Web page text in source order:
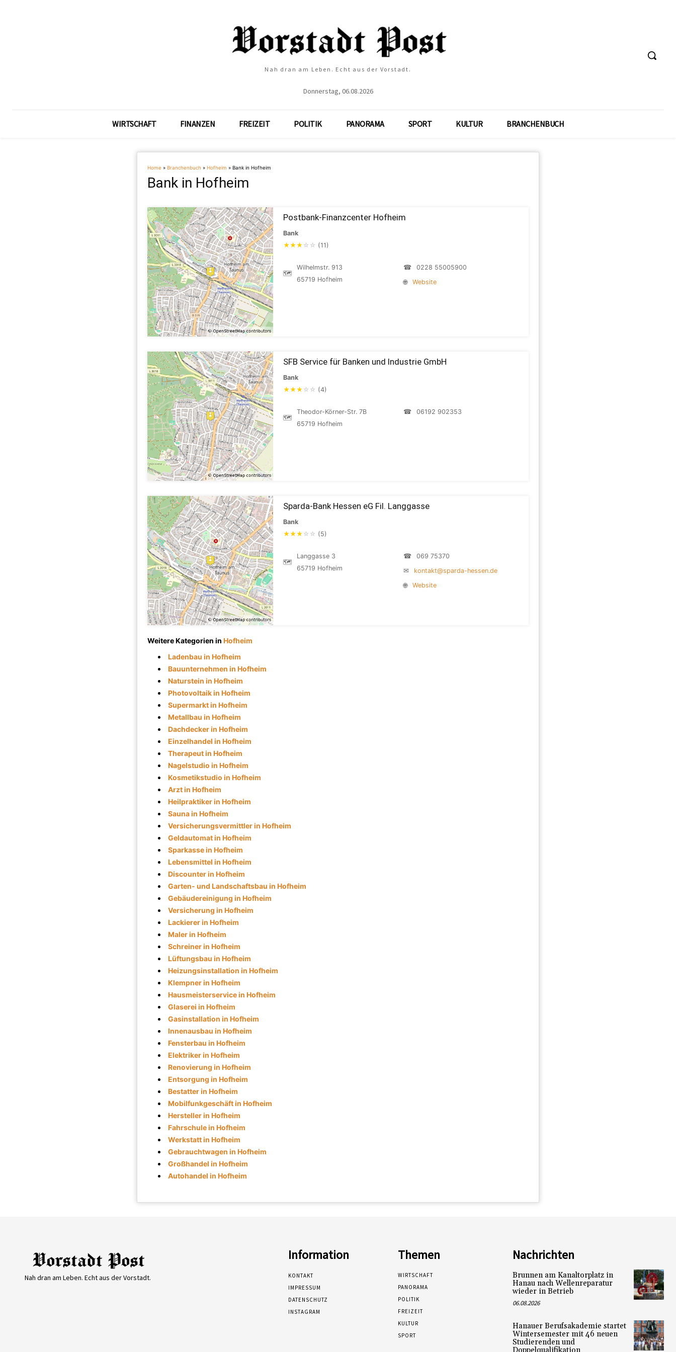
Nah dran am Leben. Echt aus der Vorstadt.
Donnerstag, 06.08.2026
WIRTSCHAFT FINANZEN FREIZEIT POLITIK PANORAMA SPORT KULTUR BRANCHENBUCH
Home » Branchenbuch » Hofheim » Bank in Hofheim
Bank in Hofheim
Postbank-Finanzcenter Hofheim
Bank
★★★ ☆ ☆ (11)
🗺
Wilhelmstr. 913
65719 Hofheim
☎
0228 55005900
🌐
Website
SFB Service für Banken und Industrie GmbH
Bank
★★★ ☆ ☆ (4)
🗺
Theodor-Körner-Str. 7B
65719 Hofheim
☎ 06192 902353
Sparda-Bank Hessen eG Fil. Langgasse
Bank
★★★ ☆ ☆ (5)
🗺
Langgasse 3
65719 Hofheim
☎
069 75370
✉
kontakt@sparda-hessen.de
🌐
Website
Weitere Kategorien in Hofheim
Ladenbau in Hofheim
Bauunternehmen in Hofheim
Naturstein in Hofheim
Photovoltaik in Hofheim
Supermarkt in Hofheim
Metallbau in Hofheim
Dachdecker in Hofheim
Einzelhandel in Hofheim
Therapeut in Hofheim
Nagelstudio in Hofheim
Kosmetikstudio in Hofheim
Arzt in Hofheim
Heilpraktiker in Hofheim
Sauna in Hofheim
Versicherungsvermittler in Hofheim
Geldautomat in Hofheim
Sparkasse in Hofheim
Lebensmittel in Hofheim
Discounter in Hofheim
Garten- und Landschaftsbau in Hofheim
Gebäudereinigung in Hofheim
Versicherung in Hofheim
Lackierer in Hofheim
Maler in Hofheim
Schreiner in Hofheim
Lüftungsbau in Hofheim
Heizungsinstallation in Hofheim
Klempner in Hofheim
Hausmeisterservice in Hofheim
Glaserei in Hofheim
Gasinstallation in Hofheim
Innenausbau in Hofheim
Fensterbau in Hofheim
Elektriker in Hofheim
Renovierung in Hofheim
Entsorgung in Hofheim
Bestatter in Hofheim
Mobilfunkgeschäft in Hofheim
Hersteller in Hofheim
Fahrschule in Hofheim
Werkstatt in Hofheim
Gebrauchtwagen in Hofheim
Großhandel in Hofheim
Autohandel in Hofheim
Nah dran am Leben. Echt aus der Vorstadt.
Information
KONTAKT
IMPRESSUM
DATENSCHUTZ
INSTAGRAM
Themen
WIRTSCHAFT
PANORAMA
POLITIK
FREIZEIT
KULTUR
SPORT
Nachrichten
Brunnen am Kanaltorplatz in
Hanau nach Wellenreparatur
wieder in Betrieb
06.08.2026
Hanauer Berufsakademie startet
Wintersemester mit 46 neuen
Studierenden und